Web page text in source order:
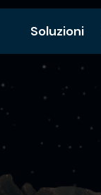
Soluzioni